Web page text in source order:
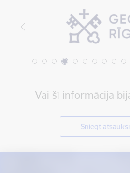
Vai šī informācija
Sniegt